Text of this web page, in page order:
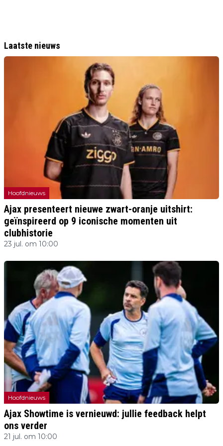
Laatste nieuws
Hoofdnieuws
Ajax presenteert nieuwe zwart-oranje uitshirt:
geïnspireerd op 9 iconische momenten uit
clubhistorie
23 jul. om 10:00
Hoofdnieuws
Ajax Showtime is vernieuwd: jullie feedback helpt
ons verder
21 jul. om 10:00